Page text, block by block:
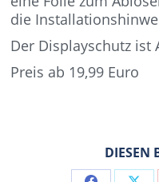
die
Der Displayschutz ist
Preis ab 19,99 Euro
DIESEN